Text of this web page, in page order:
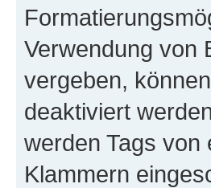
Verwendung von
vergeben,
deaktiviert
werden Tags von
Klammern